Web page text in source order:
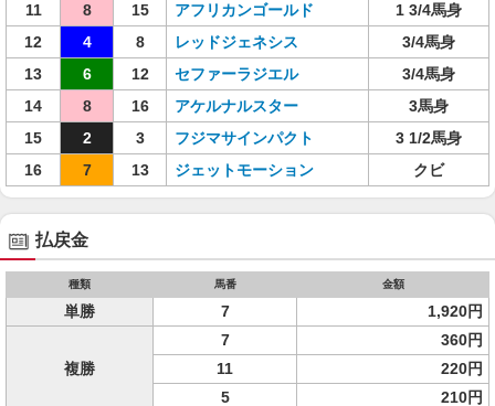
11
8 15 アフリカンゴールド
1 3/4馬身
12
4 8 レッドジェネシス
3/4馬身
13
6 12 セファーラジエル
3/4馬身
14
8 16 アケルナルスター
3馬身
15
2 3 フジマサインパクト
3 1/2馬身
16
7 13 ジェットモーション クビ
払戻金
種類 馬番 金額
単勝 7 1,920円
複勝
7
360円
11
220円
5
210円